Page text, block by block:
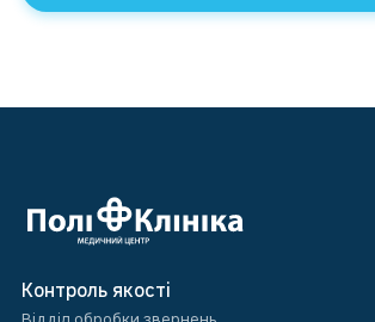
Контроль якості